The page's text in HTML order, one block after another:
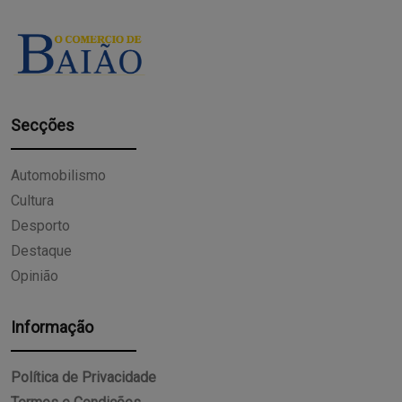
Secções
Automobilismo
Cultura
Desporto
Destaque
Opinião
Informação
Política de Privacidade